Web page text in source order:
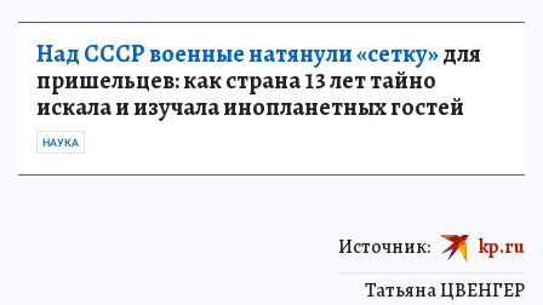
Над СССР военные натянули «сетку»для
пришельцев: как страна 13 лет тайно
искала и изучала инопланетных гостей
НАУКА
Татьяна ЦВЕНГЕР
Источник: kp.ru